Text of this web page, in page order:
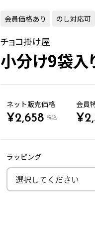
会員価格あり のし対応可
チョコ掛け屋
小分け9袋入
ネット販売価格
¥2,658 税込
会員
¥
ラッピング